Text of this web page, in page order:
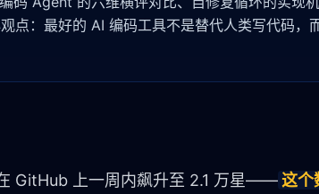
点：最好的 AI 编码工具不是替代人类写代码，
GitHub 上一周内飙升至 2.1 万星——这个